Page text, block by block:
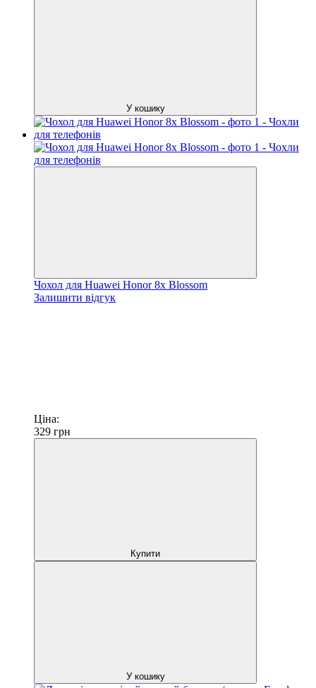
У кошику
Чохол для Huawei Honor 8x Blossom
Залишити відгук
Ціна:
329 грн
Купити
У кошику